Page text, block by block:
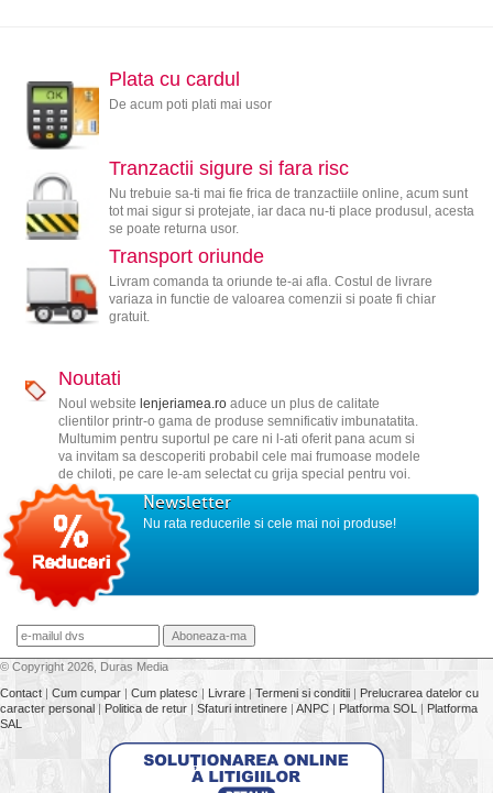
Plata cu cardul
De acum poti plati mai usor
Tranzactii sigure si fara risc
Nu trebuie sa-ti mai fie frica de tranzactiile online, acum sunt
tot mai sigur si protejate, iar daca nu-ti place produsul, acesta
se poate returna usor.
Transport oriunde
Livram comanda ta oriunde te-ai afla. Costul de livrare
variaza in functie de valoarea comenzii si poate fi chiar
gratuit.
Noutati
Noul website lenjeriamea.roaduce un plus de calitate
clientilor printr-o gama de produse semnificativ imbunatatita.
Multumim pentru suportul pe care ni l-ati oferit pana acum si
va invitam sa descoperiti probabil cele mai frumoase modele
de chiloti, pe care le-am selectat cu grija special pentru voi.
Newsletter
Nu rata reducerile si cele mai noi produse!
© Copyright 2026, Duras Media
Contact | Cum cumpar | Cum platesc | Livrare | Termeni si conditii | Prelucrarea datelor cu
caracter personal | Politica de retur | Sfaturi intretinere | ANPC | Platforma SOL | Platforma
SAL